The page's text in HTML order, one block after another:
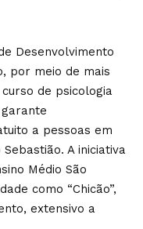
Desenvolvimento
por meio de mais
de psicologia
a pessoas em
A iniciativa
Médio São
como “Chicão”,
extensivo a